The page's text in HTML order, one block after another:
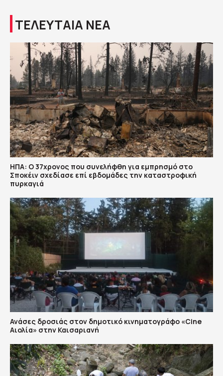
ΤΕΛΕΥΤΑΙΑ ΝΕΑ
ΗΠΑ: Ο 37χρονος που συνελήφθη για εμπρησμό στο
Σποκέιν σχεδίασε επί εβδομάδες την καταστροφική
πυρκαγιά
Ανάσες δροσιάς στον δημοτικό κινηματογράφο «Cine
Αιολία» στην Καισαριανή